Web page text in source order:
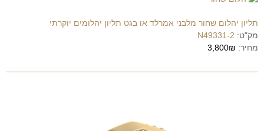
תליון יהלום שחור מלבני אמרלד או בגט תליון יהלומים יוקרתי
מק"ט: N49331-2
מחיר: 3,800₪